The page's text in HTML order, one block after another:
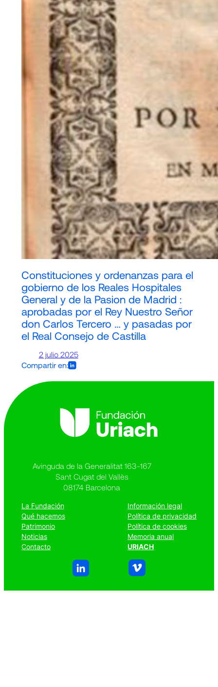
Constituciones y ordenanzas para el
gobierno de los Reales Hospitales
General y de la Pasion de Madrid :
aprobadas por el Rey Nuestro Señor
don Carlos Tercero … y pasadas por
el Real Consejo de Castilla
2 julio 2025
Compartir en:
Avinguda de la Generalitat 163-167
Sant Cugat del Vallès
08174 Barcelona
La Fundación
Qué hacemos
Patrimonio
Noticias
Contacto
Información legal
Política de privacidad
Política de cookies
Memoria anual
URIACH